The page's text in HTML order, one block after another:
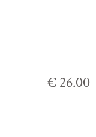
€ 26.00